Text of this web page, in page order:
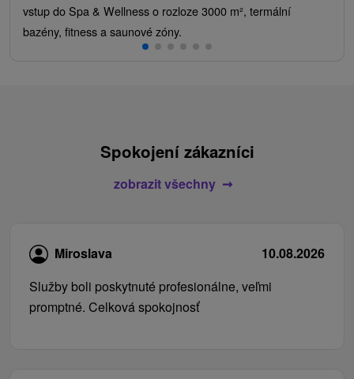
vstup do Spa & Wellness o rozloze 3000 m², termální
bazény, fitness a saunové zóny.
Spokojení zákazníci
zobrazit všechny
Miroslava
10.08.2026
Služby boli poskytnuté profesionálne, veľmi
promptné. Celková spokojnosť